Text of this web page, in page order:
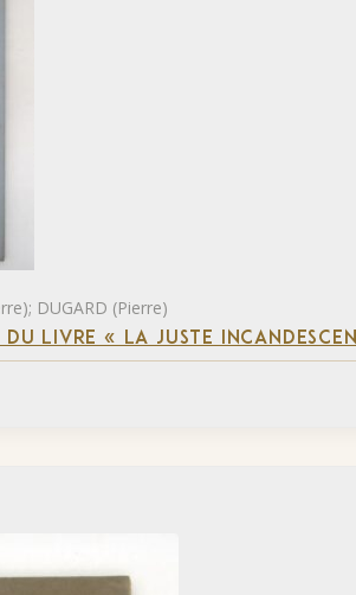
DUGARD (Pierre)
DU LIVRE « LA JUSTE